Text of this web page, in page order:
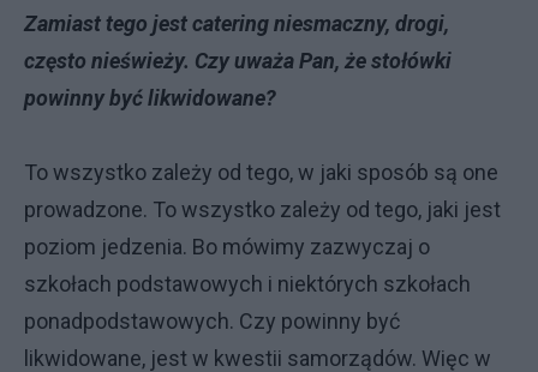
Zamiast tego jest catering niesmaczny, drogi,
często nieświeży. Czy uważa Pan, że stołówki
powinny być likwidowane?
To wszystko zależy od tego, w jaki sposób są one
prowadzone. To wszystko zależy od tego, jaki jest
poziom jedzenia. Bo mówimy zazwyczaj o
szkołach podstawowych i niektórych szkołach
ponadpodstawowych. Czy powinny być
likwidowane, jest w kwestii samorządów. Więc w